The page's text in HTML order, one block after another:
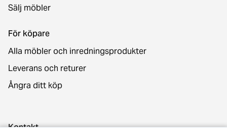
Sälj möbler
För köpare
Alla möbler och inredningsprodukter
Leverans och returer
Ångra ditt köp
Kontakt